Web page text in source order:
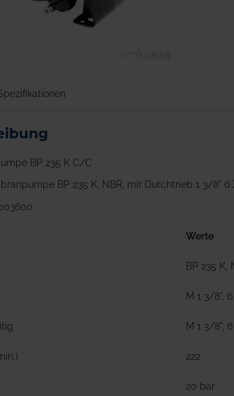
BP 235 K C/C
BP 235 K, NBR, mit Durchtrieb 1 3/8"
Werte
BP 235 K,
M 1 3/8",
M 1 3/8",
222
20 bar